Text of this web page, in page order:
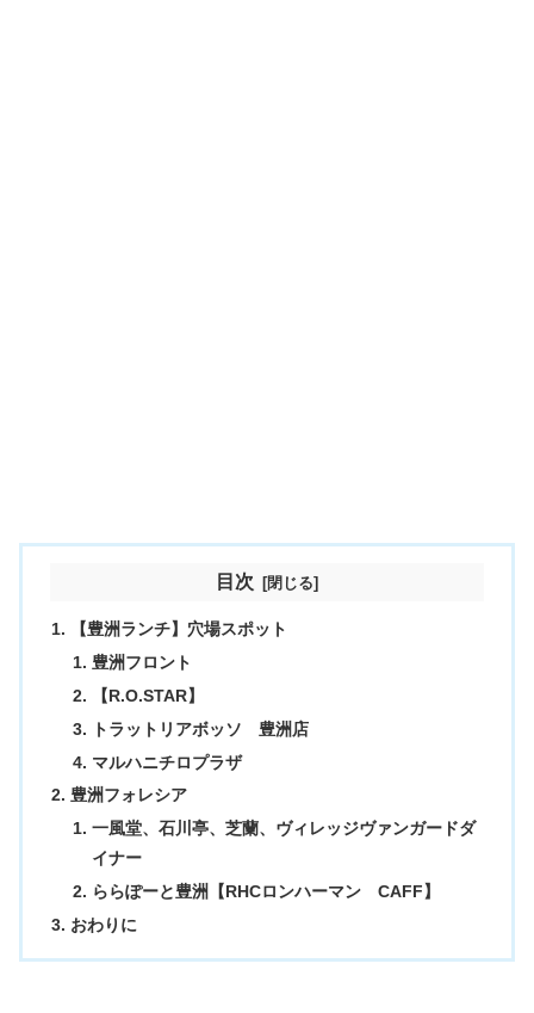
目次
【豊洲ランチ】穴場スポット
豊洲フロント
【R.O.STAR】
トラットリアボッソ 豊洲店
マルハニチロプラザ
豊洲フォレシア
一風堂、石川亭、芝蘭、ヴィレッジヴァンガードダ
イナー
ららぽーと豊洲【RHCロンハーマン CAFF】
おわりに